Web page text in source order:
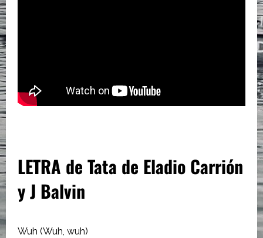
LETRA de Tata de Eladio Carrión
y J Balvin
Wuh (Wuh, wuh)